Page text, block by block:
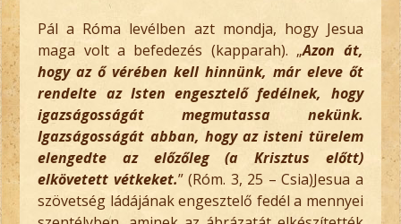
Pál a Róma levélben azt mondja, hogy Jesua
maga volt a befedezés (kapparah). „Azon át,
hogy az ő vérében kell hinnünk, már eleve őt
rendelte az Isten engesztelő fedélnek, hogy
igazságosságát megmutassa nekünk.
Igazságosságát abban, hogy az isteni türelem
elengedte az előzőleg (a Krisztus előtt)
elkövetett vétkeket.” (Róm. 3, 25 – Csia)Jesua a
szövetség ládájának engesztelő fedél a mennyei